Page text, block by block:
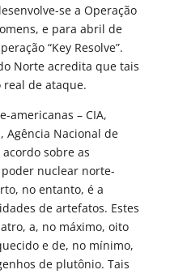
se a Operação
e para abril de
“Key Resolve”.
Norte acredita que tais
real de ataque.
americanas – CIA,
Agência Nacional de
sobre as
nuclear norte-
no entanto, é a
de artefatos. Estes
a, no máximo, oito
e de, no mínimo,
de plutônio. Tais